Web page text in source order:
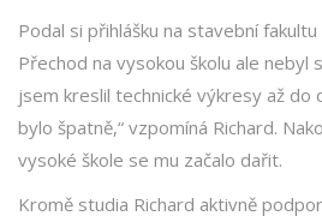
Podal si přihlášku na stavební
Přechod na vysokou školu ale nebyl
jsem kreslil technické výkresy až do
bylo špatně,“ vzpomíná Richard.
vysoké škole se mu začalo dařit.
Kromě studia Richard aktivně